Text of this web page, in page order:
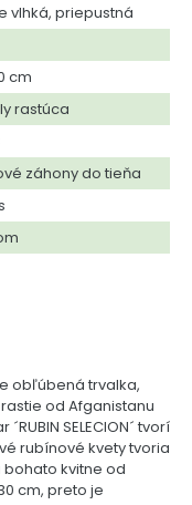
vlhká, priepustná
cm
rastúca
záhony do tieňa
obľúbená trvalka,
od Afganistanu
SELECION´ tvorí
rubínové kvety tvoria
bohato kvitne od
cm, preto je